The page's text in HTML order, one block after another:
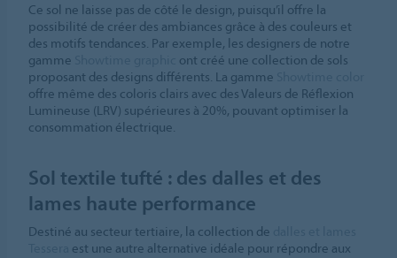
Ce sol ne laisse pas de côté le design, puisqu’il offre la
possibilité de créer des ambiances grâce à des couleurs et
des motifs tendances. Par exemple, les designers de notre
gamme
ont créé une collection de sols
proposant des designs différents. La gamme
offre même des coloris clairs avec des Valeurs de Réflexion
Lumineuse (LRV) supérieures à 20%, pouvant optimiser la
consommation électrique.
Sol textile tufté : des dalles et des
lames haute performance
Destiné au secteur tertiaire, la collection de
est une autre alternative idéale pour répondre aux